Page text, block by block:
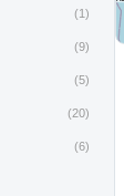
(1)
(9)
(5)
(20)
(6)